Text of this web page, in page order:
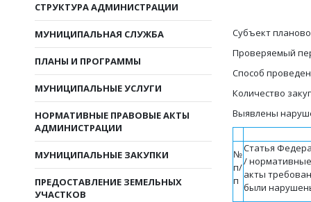
СТРУКТУРА АДМИНИСТРАЦИИ
МУНИЦИПАЛЬНАЯ СЛУЖБА
ПЛАНЫ И ПРОГРАММЫ
МУНИЦИПАЛЬНЫЕ УСЛУГИ
НОРМАТИВНЫЕ ПРАВОВЫЕ АКТЫ
АДМИНИСТРАЦИИ
МУНИЦИПАЛЬНЫЕ ЗАКУПКИ
ПРЕДОСТАВЛЕНИЕ ЗЕМЕЛЬНЫХ
УЧАСТКОВ
Субъект
Проверяемый
Способ
Количество
Выявлены
№
п/
п
Статья
/
акты
были